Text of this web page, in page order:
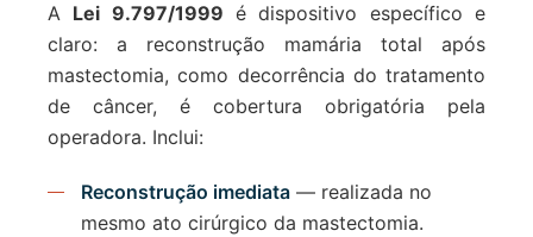
A Lei 9.797/1999 é dispositivo específico e
claro: a reconstrução mamária total após
mastectomia, como decorrência do tratamento
de câncer, é cobertura obrigatória pela
operadora. Inclui:
Reconstrução imediata — realizada no
mesmo ato cirúrgico da mastectomia.